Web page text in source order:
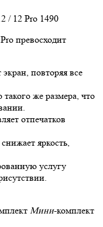
/ 12 Pro 1490
превосходит
повторяя все
же размера, что
отпечатков
яркость,
услугу
Мини-комплект